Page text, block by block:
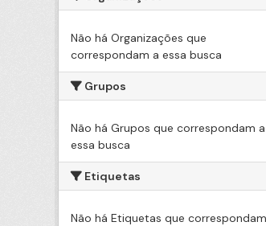
Não há Organizações que
correspondam a essa busca
Grupos
Não há Grupos que correspondam a
essa busca
Etiquetas
Não há Etiquetas que